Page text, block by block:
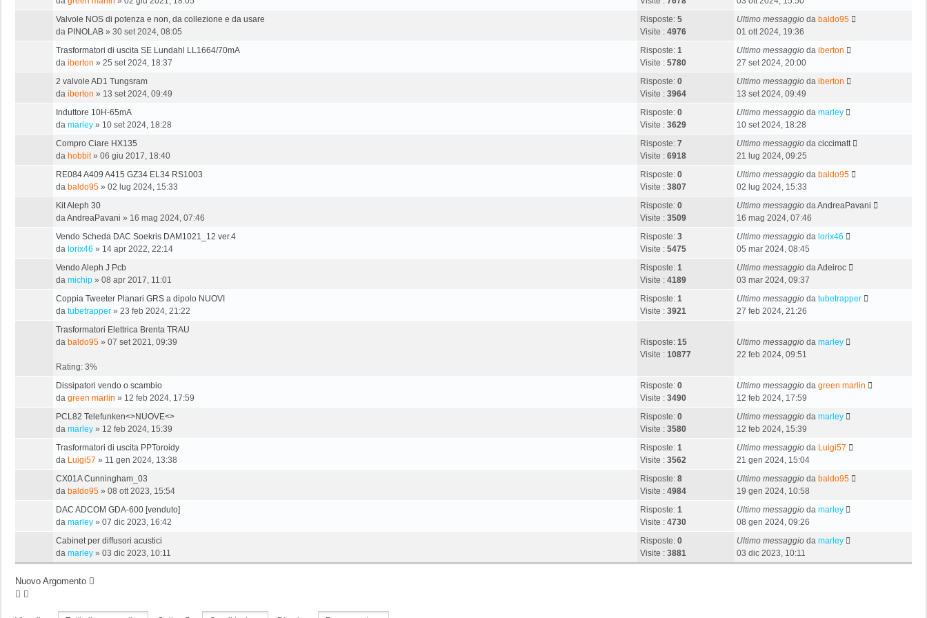
Valvole NOS di potenza e non, da collezione e da usare
da PINOLAB » 30 set 2024, 08:05
Risposte: 5
Visite : 4976
Ultimo messaggio da baldo95
01 ott 2024, 19:36
Trasformatori di uscita SE Lundahl LL1664/70mA
da iberton » 25 set 2024, 18:37
Risposte: 1
Visite : 5780
Ultimo messaggio da iberton
27 set 2024, 20:00
2 valvole AD1 Tungsram
da iberton » 13 set 2024, 09:49
Risposte: 0
Visite : 3964
Ultimo messaggio da iberton
13 set 2024, 09:49
Induttore 10H-65mA
da marley » 10 set 2024, 18:28
Risposte: 0
Visite : 3629
Ultimo messaggio da marley
10 set 2024, 18:28
Compro Ciare HX135
da hobbit» 06 giu 2017, 18:40
Risposte: 7
Visite : 6918
Ultimo messaggio da ciccimatt
21 lug 2024, 09:25
RE084 A409 A415 GZ34 EL34 RS1003
da baldo95 » 02 lug 2024, 15:33
Risposte: 0
Visite : 3807
Ultimo messaggio da baldo95
02 lug 2024, 15:33
Kit Aleph 30
daAndreaPavani » 16 mag 2024, 07:46
Risposte: 0
Visite : 3509
Ultimo messaggio daAndreaPavani
16 mag 2024, 07:46
Vendo Scheda DAC Soekris DAM1021_12 ver.4
da lorix46 » 14 apr 2022, 22:14
Risposte: 3
Visite : 5475
Ultimo messaggio da lorix46
05 mar 2024, 08:45
Vendo Aleph J Pcb
da michip » 08 apr 2017, 11:01
Risposte: 1
Visite : 4189
Ultimo messaggio daAdeiroc
03 mar 2024, 09:37
Coppia Tweeter Planari GRS a dipolo NUOVI
da tubetrapper » 23 feb 2024, 21:22
Risposte: 1
Visite : 3921
Ultimo messaggio da tubetrapper
27 feb 2024, 21:26
Trasformatori Elettrica Brenta TRAU
da baldo95 » 07 set 2021, 09:39
Rating: 3%
Risposte: 15
Visite : 10877
Ultimo messaggio da marley
22 feb 2024, 09:51
Dissipatori vendo o scambio
da green marlin » 12 feb 2024, 17:59
Risposte: 0
Visite : 3490
Ultimo messaggio da green marlin
12 feb 2024, 17:59
PCL82 Telefunken<>NUOVE<>
da marley » 12 feb 2024, 15:39
Risposte: 0
Visite : 3580
Ultimo messaggio da marley
12 feb 2024, 15:39
Trasformatori di uscita PPToroidy
da Luigi57 » 11 gen 2024, 13:38
Risposte: 1
Visite : 3562
Ultimo messaggio da Luigi57
21 gen 2024, 15:04
CX01A Cunningham_03
da baldo95 » 08 ott 2023, 15:54
Risposte: 8
Visite : 4984
Ultimo messaggio da baldo95
19 gen 2024, 10:58
DAC ADCOM GDA-600 [venduto]
da marley » 07 dic 2023, 16:42
Risposte: 1
Visite : 4730
Ultimo messaggio da marley
08 gen 2024, 09:26
Cabinet per diffusori acustici
da marley » 03 dic 2023, 10:11
Risposte: 0
Visite : 3881
Ultimo messaggio da marley
03 dic 2023, 10:11
Nuovo Argomento